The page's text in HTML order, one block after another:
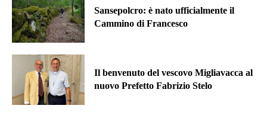
Sansepolcro: è nato ufficialmente il
Cammino di Francesco
Il benvenuto del vescovo Migliavacca al
nuovo Prefetto Fabrizio Stelo